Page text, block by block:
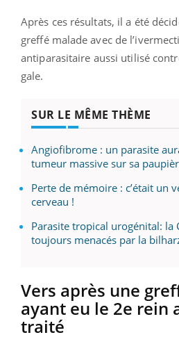
Après ces résultats, il a été
greffé malade avec de
antiparasitaire aussi utilisé
gale.
SUR LE MÊME THÈME
Angiofibrome : un parasite
tumeur massive sur sa
Perte de mémoire : c’était un
cerveau !
Parasite tropical urogénital: la
toujours menacés par la
Vers après une
ayant eu le 2e rein
traité